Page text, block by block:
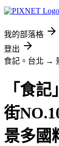
我的部落格
登出
食記。台北 →
「食
街
景多國